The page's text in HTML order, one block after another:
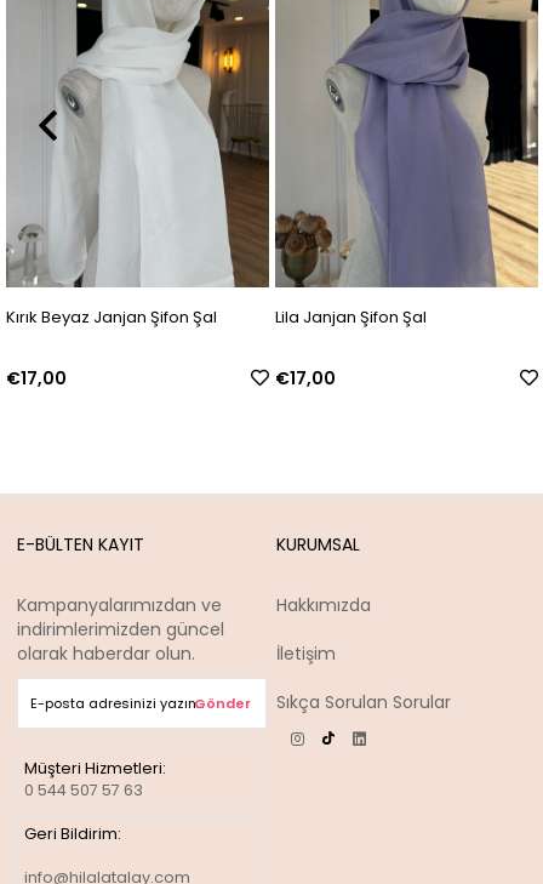
Janjan Şifon Şal Lila Janjan Şifon Şal
€17,00
E-BÜLTEN KAYIT
Kampanyalarımızdan ve
indirimlerimizden güncel
olarak haberdar olun.
Gönder
Müşteri Hizmetleri:
0 544 507 57 63
Geri Bildirim:
info@hilalatalay.com
KURUMSAL
Hakkımızda
İletişim
Sıkça Sorulan Sorular